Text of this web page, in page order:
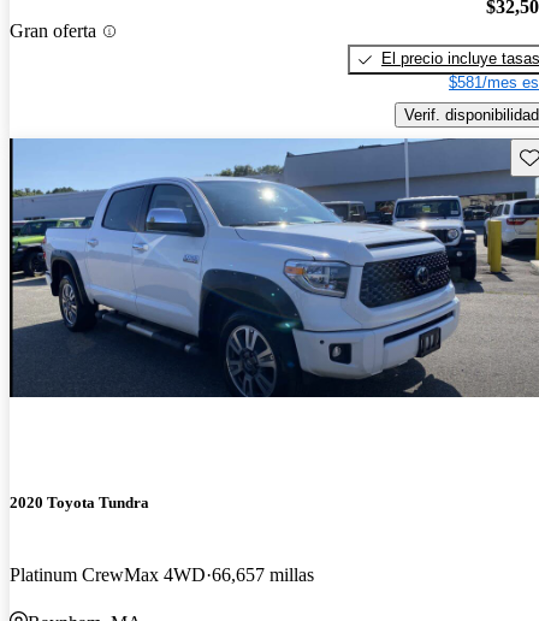
Gran oferta
El precio incluye tasas
$581/mes
Verif. disponibilidad
2020 Toyota Tundra
Platinum CrewMax 4WD 66,657 millas